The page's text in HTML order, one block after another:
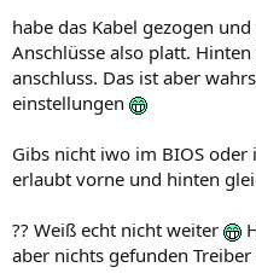
habe das Kabel gezogen
Anschlüsse also platt.
anschluss. Das ist aber
einstellungen
Gibs nicht iwo im BIOS
erlaubt vorne und hinten
?? Weiß echt nicht weiter
aber nichts gefunden